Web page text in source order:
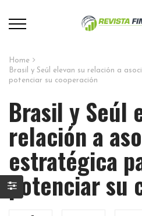
Home
Brasil y Seúl elevan su relación a
potenciar su cooperación
Brasil y Seúl
relación a
estratégica
potenciar su